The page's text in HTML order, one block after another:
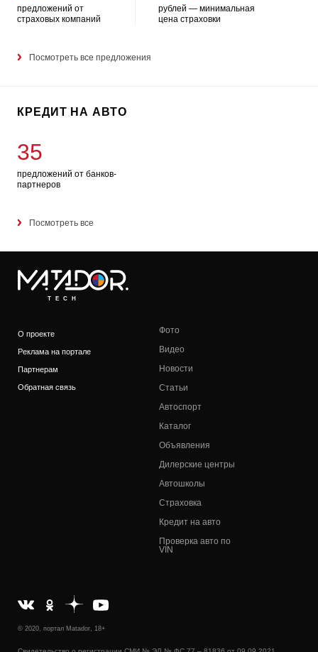
предложений от
страховых компаний
рублей — минимальная
цена страховки
Посмотреть все предложения
КРЕДИТ НА АВТО
35
предложений от банков-
партнеров
Посмотреть все
TECH
О проекте
Реклама на портале
Партнерам
Обратная связь
Фото
Видео
Новости
Статьи
Автоспорт
Каталог
Объявления
Дилерские центры
Автошколы
Страховка
Кредит на авто
Проверка авто по
VIN
© 2020, портал Matador, 18+